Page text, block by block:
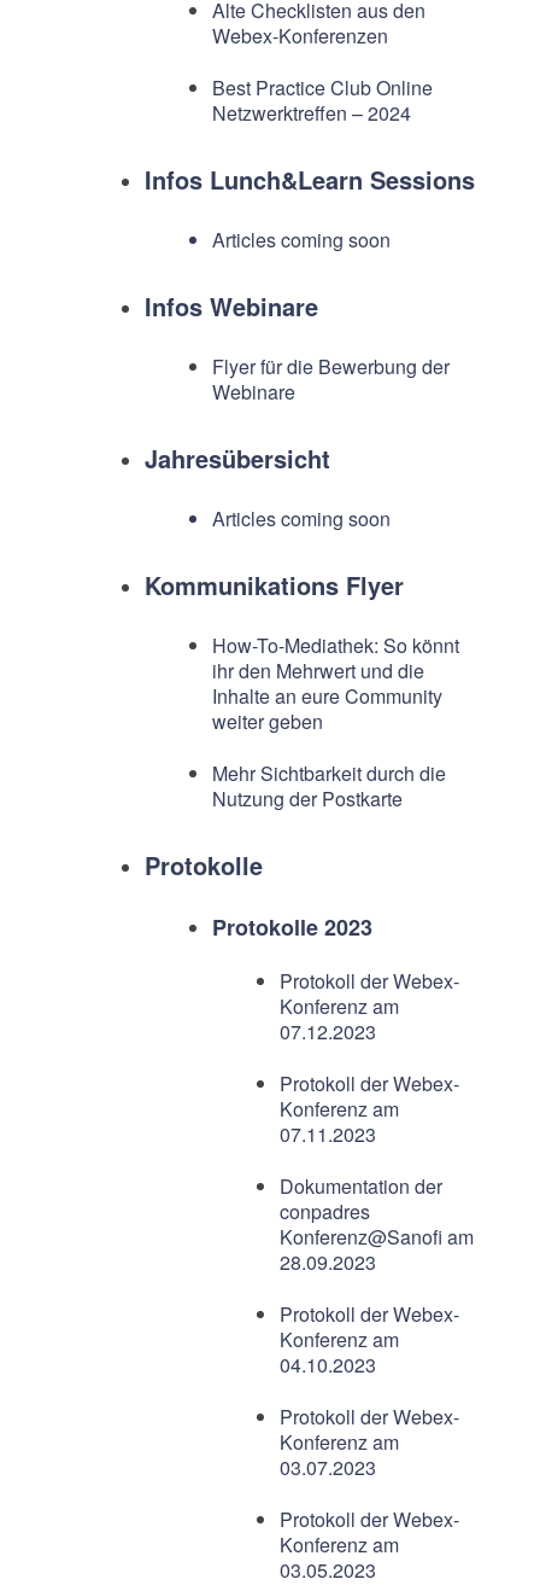
Alte Checklisten aus den
Webex-Konferenzen
Best Practice Club Online
Netzwerktreffen – 2024
Infos Lunch&Learn Sessions
Articles coming soon
Infos Webinare
Flyer für die Bewerbung der
Webinare
Jahresübersicht
Articles coming soon
Kommunikations Flyer
How-To-Mediathek: So könnt
ihr den Mehrwert und die
Inhalte an eure Community
weiter geben
Mehr Sichtbarkeit durch die
Nutzung der Postkarte
Protokolle
Protokolle 2023
Protokoll der Webex-
Konferenz am
07.12.2023
Protokoll der Webex-
Konferenz am
07.11.2023
Dokumentation der
conpadres
Konferenz@Sanofi am
28.09.2023
Protokoll der Webex-
Konferenz am
04.10.2023
Protokoll der Webex-
Konferenz am
03.07.2023
Protokoll der Webex-
Konferenz am
03.05.2023